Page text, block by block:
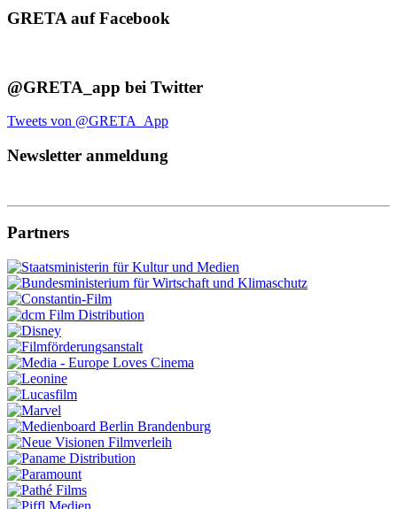
GRETA auf Facebook
@GRETA_app bei Twitter
Tweets von @GRETA_App
Newsletter anmeldung
Partners